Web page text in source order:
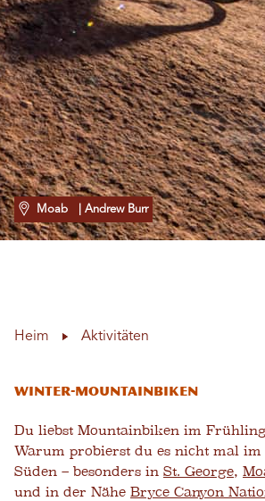
Moab | Andrew Burr
Heim Aktivitäten
Winter-Mountainbiken
Du liebst Mountainbiken im
Warum probierst du es nicht mal
Süden – besonders in St. George,
und in der Nähe Bryce Canyon